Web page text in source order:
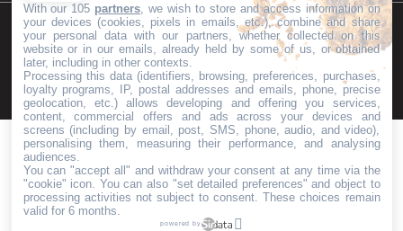
©Copyright 2023 Mentions légalesPartenaires
With our 105 partners , we wish to store and access information on
your devices (cookies, pixels in emails, etc.), combine and share
your personal data with our partners, whether collected on this
website or in our emails, already held by some of us, or obtained
later, including in other contexts.
Processing this data (identifiers, browsing, preferences, purchases,
loyalty programs, IP, postal addresses and emails, phone, precise
geolocation, etc.) allows developing and offering you services,
content, commercial offers and ads across your devices and
screens (including by email, post, SMS, phone, audio, and video),
personalising them, measuring their performance, and analysing
audiences.
You can "accept all" and withdraw your consent at any time via the
"cookie" icon . You can also "set detailed preferences" and object to
processing activities not subject to consent. These choices remain
valid for 6 months.
powered by